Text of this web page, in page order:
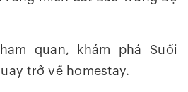
quan, khám phá Suối
trở về homestay.